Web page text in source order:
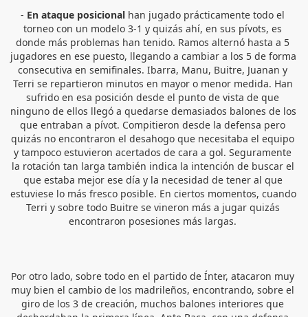
- En ataque posicional han jugado prácticamente todo el
torneo con un modelo 3-1 y quizás ahí, en sus pívots, es
donde más problemas han tenido. Ramos alternó hasta a 5
jugadores en ese puesto, llegando a cambiar a los 5 de forma
consecutiva en semifinales. Ibarra, Manu, Buitre, Juanan y
Terri se repartieron minutos en mayor o menor medida. Han
sufrido en esa posición desde el punto de vista de que
ninguno de ellos llegó a quedarse demasiados balones de los
que entraban a pívot. Compitieron desde la defensa pero
quizás no encontraron el desahogo que necesitaba el equipo
y tampoco estuvieron acertados de cara a gol. Seguramente
la rotación tan larga también indica la intención de buscar el
que estaba mejor ese día y la necesidad de tener al que
estuviese lo más fresco posible. En ciertos momentos, cuando
Terri y sobre todo Buitre se vineron más a jugar quizás
encontraron posesiones más largas.
Por otro lado, sobre todo en el partido de Ínter, atacaron muy
muy bien el cambio de los madrileños, encontrando, sobre el
giro de los 3 de creación, muchos balones interiores que